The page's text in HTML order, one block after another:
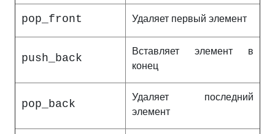
pop_front Удаляет первый элемент
push_back
Вставляет элемент в
конец
pop_back
Удаляет последний
элемент